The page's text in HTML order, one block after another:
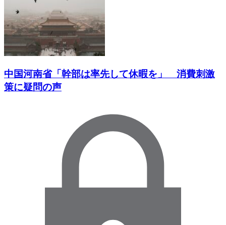
中国河南省「幹部は率先して休暇を」 消費刺激
策に疑問の声